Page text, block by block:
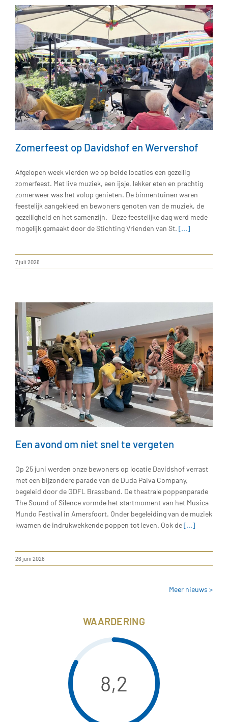
Zomerfeest op Davidshof en Wervershof
Afgelopen week vierden we op beide locaties een gezellig
zomerfeest. Met live muziek, een ijsje, lekker eten en prachtig
zomerweer was het volop genieten. De binnentuinen waren
feestelijk aangekleed en bewoners genoten van de muziek, de
gezelligheid en het samenzijn. Deze feestelijke dag werd mede
mogelijk gemaakt door de Stichting Vrienden van St. [...]
7 juli 2026
Een avond om niet snel te vergeten
Op 25 juni werden onze bewoners op locatie Davidshof verrast
met een bijzondere parade van de Duda Paiva Company,
begeleid door de GDFL Brassband. De theatrale poppenparade
The Sound of Silence vormde het startmoment van het Musica
Mundo Festival in Amersfoort. Onder begeleiding van de muziek
kwamen de indrukwekkende poppen tot leven. Ook de[...]
26 juni 2026
Meer nieuws >
WAARDERING
8,2